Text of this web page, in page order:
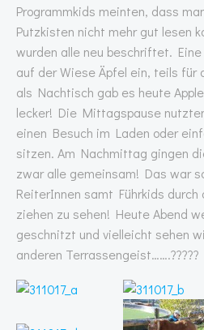
Programmkids meinten, dass
Putzkisten nicht mehr gut lesen
wurden alle neu beschriftet.
auf der Wiese Äpfel ein, teils für
als Nachtisch gab es heute
lecker! Die Mittagspause
einen Besuch im Laden oder
sitzen. Am Nachmittag gingen
zwar alle gemeinsam! Das war
ReiterInnen samt Führkids
ziehen zu sehen! Heute Abend
geschnitzt und vielleicht sehen
anderen Terrassengeist…….?????